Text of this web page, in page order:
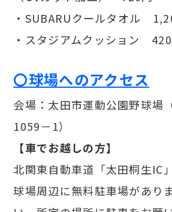
・SUBARUクールタオル
・スタジアムクッション
〇球場へのアクセス
会場：太田市運動公園野球場
1059－1）
【車でお越しの方】
北関東自動車道「太田桐生IC
球場周辺に無料駐車場があり